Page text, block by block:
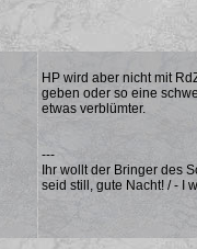
HP wird aber nicht mit
geben oder so eine
etwas verblümter.
---
Ihr wollt der Bringer des
seid still, gute Nacht! / - I